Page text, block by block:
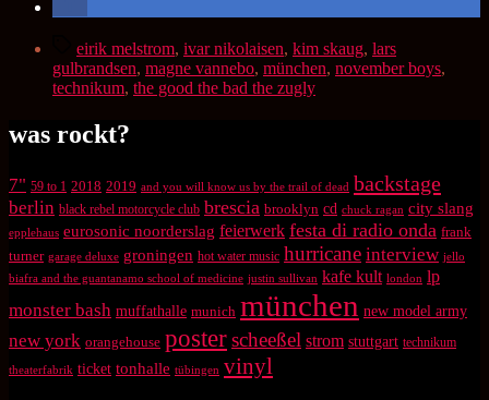
Schlagwörter
eirik melstrom, ivar nikolaisen, kim skaug, lars
gulbrandsen, magne vannebo, münchen, november boys,
technikum, the good the bad the zugly
was rockt?
7" 59 to 1 2018 2019 and you will know us by the trail of dead backstage
berlin black rebel motorcycle club brescia brooklyn cd chuck ragan city slang
epplehaus eurosonic noorderslag feierwerk festa di radio onda frank
turner garage deluxe groningen hot water music hurricane interview jello
biafra and the guantanamo school of medicine justin sullivan kafe kult london lp
monster bash muffathalle munich münchen new model army
new york orangehouse posterscheeßel strom stuttgart technikum
theaterfabrik ticket tonhalle tübingen vinyl